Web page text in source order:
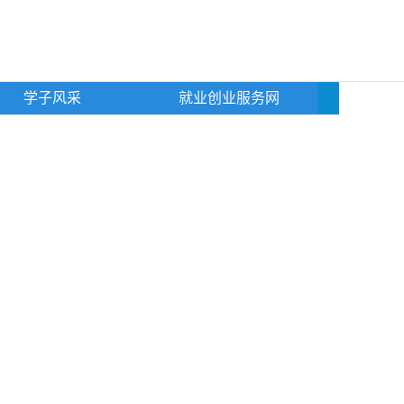
学子风采 就业创业服务网